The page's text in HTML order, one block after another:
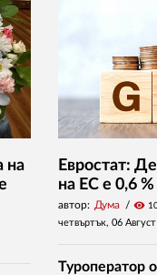
на
Евростат:
на ЕС е 0,6 %
автор: Дума visibility
четвъртък, 06
Туроператор